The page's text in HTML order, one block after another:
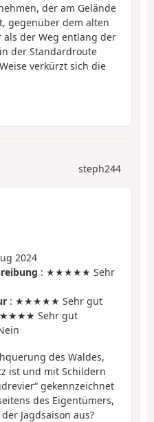
der am Gelände
gegenüber dem alten
als der Weg entlang der
der Standardroute
verkürzt sich die
steph244
2024
: ★★★★★ Sehr
: ★★★★★ Sehr gut
Sehr gut
des Waldes,
ist und mit Schildern
gekennzeichnet
des Eigentümers,
Jagdsaison aus?